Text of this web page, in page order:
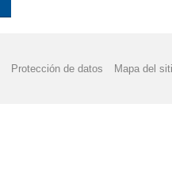
Protección de datos Mapa del